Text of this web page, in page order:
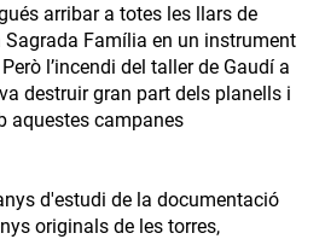
arribar a totes les llars de
Sagrada Família en un instrument
l’incendi del taller de Gaudí a
destruir gran part dels planells i
aquestes campanes
d'estudi de la documentació
originals de les torres,